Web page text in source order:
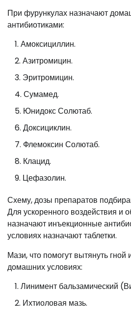
При фурункулах назначают
антибиотиками:
Амоксициллин.
Азитромицин.
Эритромицин.
Сумамед.
Юнидокс Солютаб.
Доксициклин.
Флемоксин Солютаб.
Клацид.
Цефазолин.
Схему, дозы препаратов
Для ускоренного воздействия и
назначают инъекционные
условиях назначают таблетки.
Мази, что помогут вытянуть гной
домашних условиях:
Линимент бальзамический
Ихтиоловая мазь.